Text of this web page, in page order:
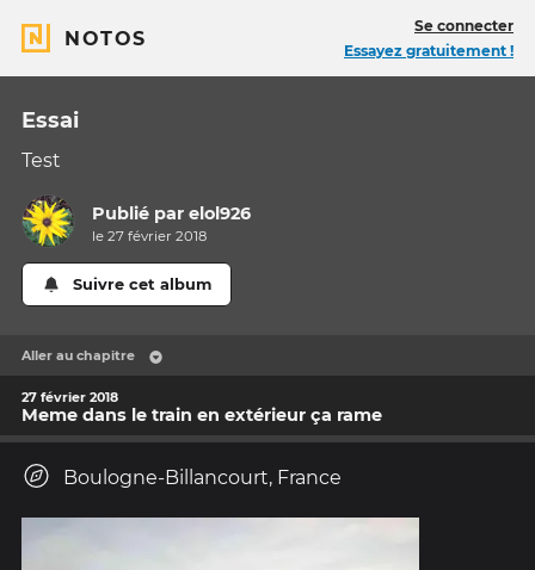
NOTOS
Se connecter
Essayez gratuitement !
Essai
Test
Publié parelol926
le 27 février 2018
Suivre cet album
Aller au chapitre
27 février 2018
Meme dans le train en extérieur ça rame
Boulogne-Billancourt, France